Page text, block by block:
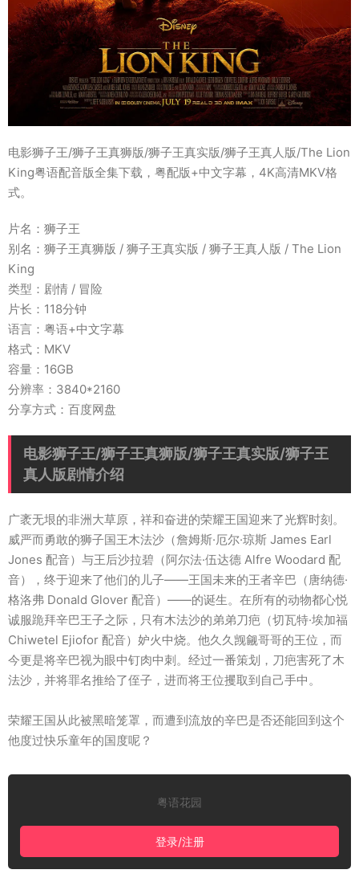
电影狮子王/狮子王真狮版/狮子王真实版/狮子王真人版/The Lion
King粤语配音版全集下载，粤配版+中文字幕，4K高清MKV格
式。
片名：狮子王
别名：狮子王真狮版 / 狮子王真实版 / 狮子王真人版 / The Lion
King
类型：剧情 / 冒险
片长：118分钟
语言：粤语+中文字幕
格式：MKV
容量：16GB
分辨率：3840*2160
分享方式：百度网盘
电影狮子王/狮子王真狮版/狮子王真实版/狮子王
真人版剧情介绍
广袤无垠的非洲大草原，祥和奋进的荣耀王国迎来了光辉时刻。
威严而勇敢的狮子国王木法沙（詹姆斯·厄尔·琼斯 James Earl
Jones 配音）与王后沙拉碧（阿尔法·伍达德 Alfre Woodard 配
音），终于迎来了他们的儿子——王国未来的王者辛巴（唐纳德·
格洛弗 Donald Glover 配音）——的诞生。在所有的动物都心悦
诚服跪拜辛巴王子之际，只有木法沙的弟弟刀疤（切瓦特·埃加福
Chiwetel Ejiofor 配音）妒火中烧。他久久觊觎哥哥的王位，而
今更是将辛巴视为眼中钉肉中刺。经过一番策划，刀疤害死了木
法沙，并将罪名推给了侄子，进而将王位攫取到自己手中。
荣耀王国从此被黑暗笼罩，而遭到流放的辛巴是否还能回到这个
他度过快乐童年的国度呢？
粤语花园
登录/注册